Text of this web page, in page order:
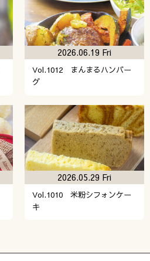
Vol.1012 まんまるハンバー
グ
2026.06.19 Fri
Vol.1010 米粉シフォンケー
キ
2026.05.29 Fri